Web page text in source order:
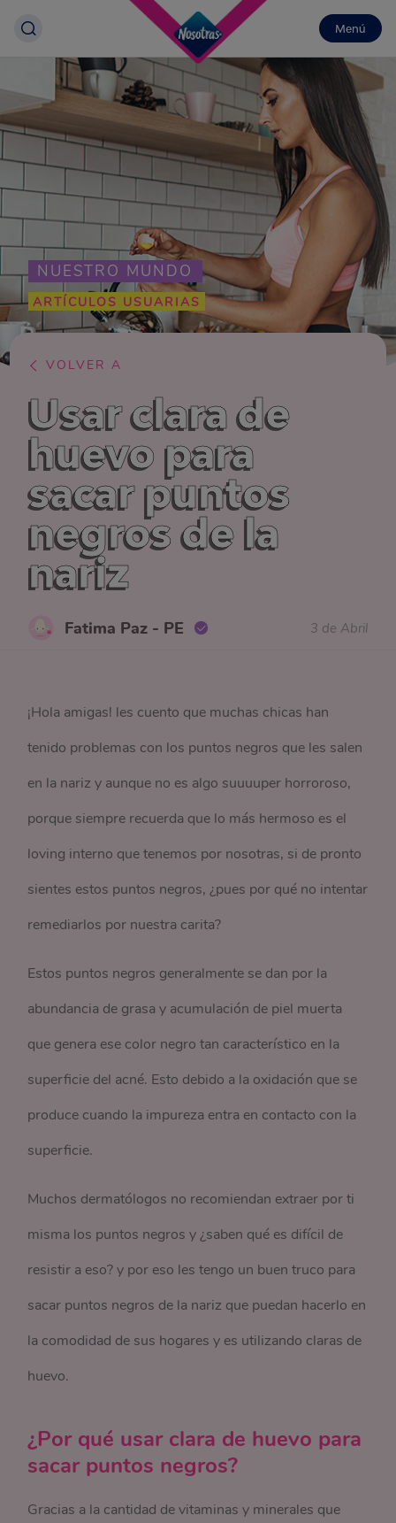
Menú
NUESTRO MUNDO
ARTÍCULOS USUARIAS
VOLVER A
Usar clara de
huevo para
sacar puntos
negros de la
nariz
Fatima Paz - PE 3 de Abril
¡Hola amigas! les cuento que muchas chicas han
tenido problemas con los puntos negros que les salen
en la nariz y aunque no es algo suuuuper horroroso,
porque siempre recuerda que lo más hermoso es el
loving interno que tenemos por nosotras, si de pronto
sientes estos puntos negros, ¿pues por qué no intentar
remediarlos por nuestra carita?
Estos puntos negros generalmente se dan por la
abundancia de grasa y acumulación de piel muerta
que genera ese color negro tan característico en la
superficie del acné. Esto debido a la oxidación que se
produce cuando la impureza entra en contacto con la
superficie.
Muchos dermatólogos no recomiendan extraer por ti
misma los puntos negros y ¿saben qué es difícil de
resistir a eso? y por eso les tengo un buen truco para
sacar puntos negros de la nariz que puedan hacerlo en
la comodidad de sus hogares y es utilizando claras de
huevo.
¿Por qué usar clara de huevo para
sacar puntos negros?
Gracias a la cantidad de vitaminas y minerales que